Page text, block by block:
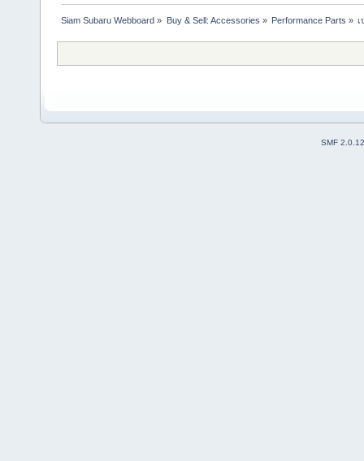
Siam Subaru Webboard » Buy & Sell: Accessories » Performance Parts » เ
SMF 2.0.12